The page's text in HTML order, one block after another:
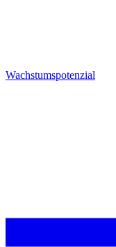
Wachstumspotenzial